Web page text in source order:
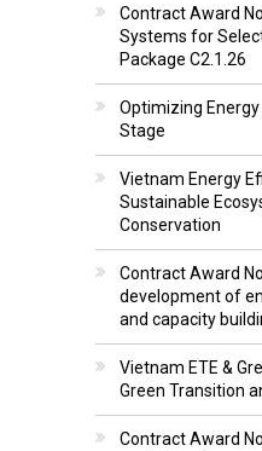
Contract Award
Systems for
Package C2.1.26
Optimizing
Stage
Vietnam Energy
Sustainable
Conservation
Contract Award
development of
and capacity
Vietnam ETE &
Green Transition
Contract Award